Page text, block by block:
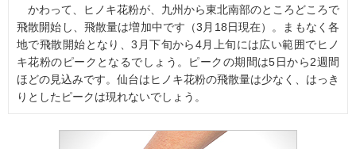
かわって、ヒノキ花粉が、九州から東北南部のところどころで
飛散開始し、飛散量は増加中です（3月18日現在）。まもなく各
地で飛散開始となり、3月下旬から4月上旬には広い範囲でヒノ
キ花粉のピークとなるでしょう。ピークの期間は5日から2週間
ほどの見込みです。仙台はヒノキ花粉の飛散量は少なく、はっき
りとしたピークは現れないでしょう。